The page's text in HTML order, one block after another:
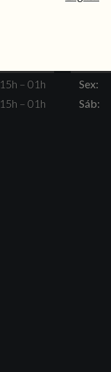
15h – 01h
15h – 01h
Seg:
Sex:
Sáb: